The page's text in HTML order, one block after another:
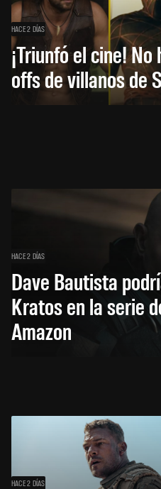
HACE 2 DÍAS
¡Triunfó el cine!
offs de villanos de
HACE 2 DÍAS
Dave Bautista
Kratos en la serie
Amazon
HACE 2 DÍAS